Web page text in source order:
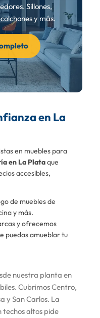
Sillones,
y más.
en La
en muebles para
en La Plataque
accesibles,
de muebles de
y más.
y ofrecemos
puedas amueblar tu
nuestra planta en
Cubrimos Centro,
y San Carlos. La
altos pide